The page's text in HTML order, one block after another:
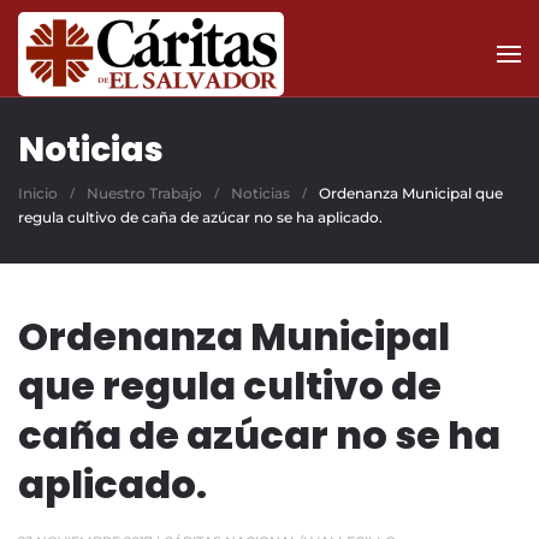
Skip to main content
Noticias
Inicio Nuestro Trabajo Noticias
Ordenanza Municipal que
regula cultivo de caña de azúcar no se ha aplicado.
Ordenanza Municipal
que regula cultivo de
caña de azúcar no se ha
aplicado.